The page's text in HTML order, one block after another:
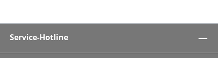
Service-Hotline